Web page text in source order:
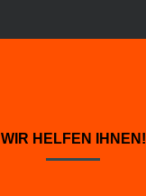
WIR HELFEN IHNEN!